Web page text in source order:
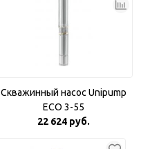
Скважинный насос Unipump
ECO 3-55
22 624 руб.